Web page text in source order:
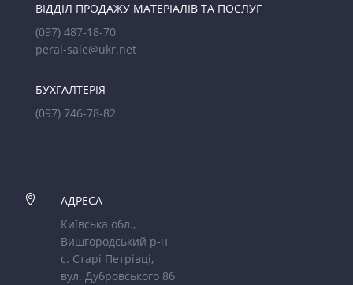
ВІДДІЛ ПРОДАЖУ МАТЕРІАЛІВ ТА ПОСЛУГ
(097) 487-18-70
peral-sale@ukr.net
БУХГАЛТЕРІЯ
(097) 746-78-82

АДРЕСА
Київська обл.,
Вишгородський р-н
с. Старі Петрівці,
вул. Дубровського 8б